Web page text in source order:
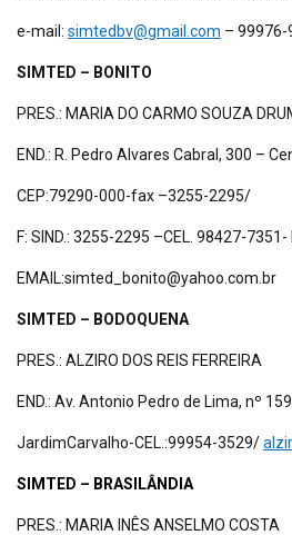
e-mail: simtedbv@gmail.com – 99976-
SIMTED – BONITO
PRES.: MARIA DO CARMO SOUZA
END.: R. Pedro Alvares Cabral, 300 –
CEP:79290-000-fax –3255-2295/
F: SIND.: 3255-2295 –CEL. 98427-
EMAIL:simted_bonito@yahoo.com.br
SIMTED – BODOQUENA
PRES.: ALZIRO DOS REIS FERREIRA
END.: Av. Antonio Pedro de Lima, nº
JardimCarvalho-CEL.:99954-3529/
SIMTED – BRASILÂNDIA
PRES.: MARIA INÊS ANSELMO COSTA